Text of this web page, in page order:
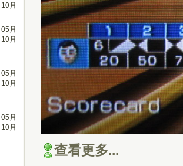
查看更多...
10月
05月
10月
05月
10月
05月
10月